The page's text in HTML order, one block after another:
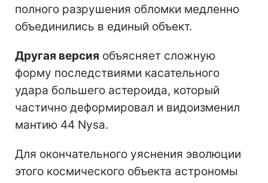
полного разрушения обломки медленно
объединились в единый объект.
Другая версия объясняет сложную
форму последствиями касательного
удара большего астероида, который
частично деформировал и видоизменил
мантию 44 Nysa.
Для окончательного уяснения эволюции
этого космического объекта астрономы